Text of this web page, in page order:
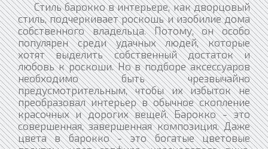
Стиль барокко в интерьере, как дворцовый
стиль, подчеркивает роскошь и изобилие дома
собственного владельца. Потому, он особо
популярен среди удачных людей, которые
хотят выделить собственный достаток и
любовь к роскоши. Но в подборе аксессуаров
необходимо быть чрезвычайно
предусмотрительным, чтобы их избыток не
преобразовал интерьер в обычное скопление
красочных и дорогих вещей. Барокко - это
совершенная, завершенная композиция. Даже
цвета в барокко - это богатые цветовые